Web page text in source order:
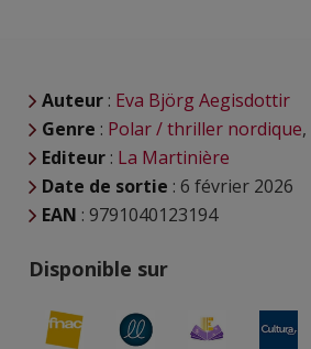
Auteur : Eva Björg Aegisdottir
Genre : Polar / thriller nordique,
Editeur : La Martinière
Date de sortie : 6 février 2026
EAN : 9791040123194
Disponible sur